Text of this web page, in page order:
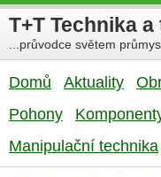
T+T Technika a
...průvodce světem
Domů Aktuality
Pohony
Manipulační technika